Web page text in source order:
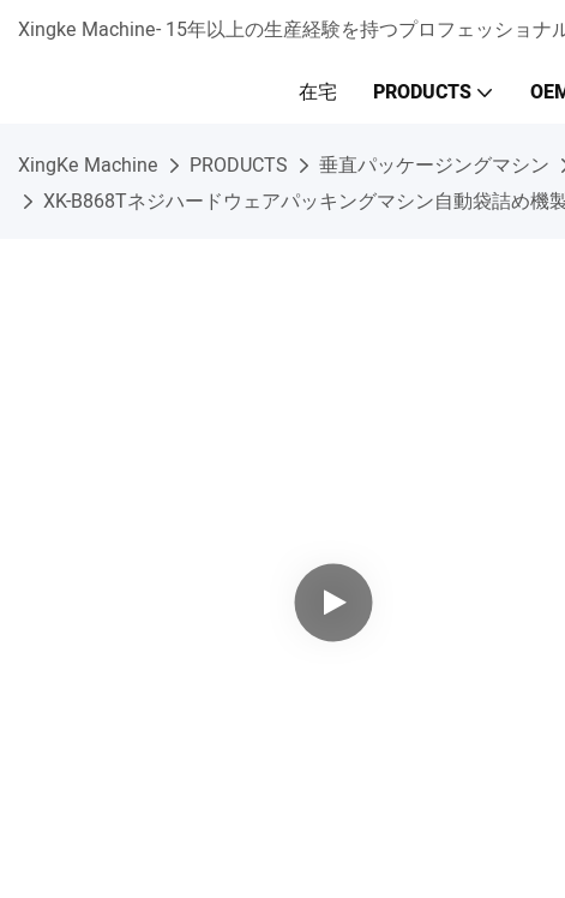
Xingke Machine- 15年以上の生産経験を持つプロフェッショナ
在宅 PRODUCTS
XingKe Machine PRODUCTS 垂直パッケージングマシン
XK-B868Tネジハードウェアパッキングマシン自動袋詰め機